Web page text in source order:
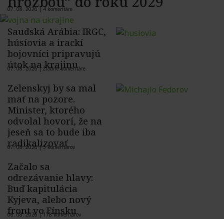
07. 08. 2026 |4 komentáre
Saudská Arábia: IRGC,
húsíovia a irackí
bojovníci pripravujú
útok na krajinu
07. 08. 2026 | Žiadne komentáre
Zelenskyj by sa mal
mať na pozore.
Minister, ktorého
odvolal hovorí, že na
jeseň sa to bude iba
radikalizovať
07. 08. 2026 |5 komentárov
Začalo sa
odrezávanie hlavy:
Buď kapitulácia
Kyjeva, alebo nový
front vo Fínsku
06. 08. 2026 |178 komentárov